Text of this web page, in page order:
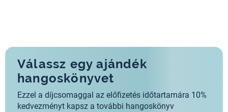
Válassz egy ajándék
hangoskönyvet
Ezzel a díjcsomaggal az előfizetés időtartamára 10%
kedvezményt kapsz a további hangoskönyv